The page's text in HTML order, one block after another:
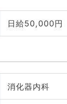
日給50,000円
消化器内科